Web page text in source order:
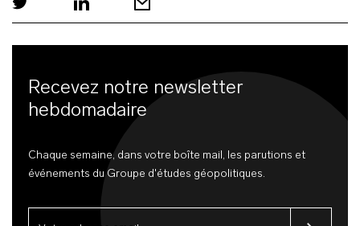
Recevez notre newsletter
hebdomadaire
Chaque semaine, dans votre boîte mail, les parutions et
événements du Groupe d'études géopolitiques.